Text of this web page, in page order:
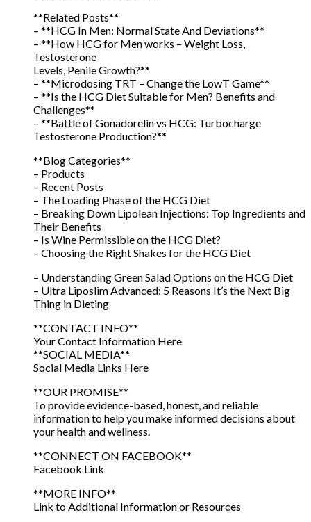
**Related Posts**
– **HCG In Men: Normal State And Deviations**
– **How HCG for Men works – Weight Loss,
Testosterone
Levels, Penile Growth?**
– **Microdosing TRT – Change the LowT Game**
– **Is the HCG Diet Suitable for Men? Benefits and
Challenges**
– **Battle of Gonadorelin vs HCG: Turbocharge
Testosterone Production?**
**Blog Categories**
– Products
– Recent Posts
– The Loading Phase of the HCG Diet
– Breaking Down Lipolean Injections: Top Ingredients and
Their Benefits
– Is Wine Permissible on the HCG Diet?
– Choosing the Right Shakes for the HCG Diet
– Understanding Green Salad Options on the HCG Diet
– Ultra Liposlim Advanced: 5 Reasons It’s the Next Big
Thing in Dieting
**CONTACT INFO**
Your Contact Information Here
**SOCIAL MEDIA**
Social Media Links Here
**OUR PROMISE**
To provide evidence-based, honest, and reliable
information to help you make informed decisions about
your health and wellness.
**CONNECT ON FACEBOOK**
Facebook Link
**MORE INFO**
Link to Additional Information or Resources